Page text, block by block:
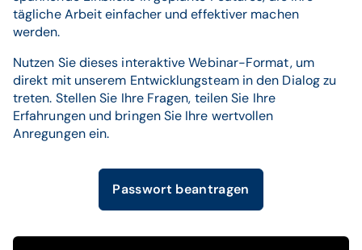
tägliche Arbeit einfacher und effektiver machen
werden.
Nutzen Sie dieses interaktive Webinar-Format, um
direkt mit unserem Entwicklungsteam in den Dialog zu
treten. Stellen Sie Ihre Fragen, teilen Sie Ihre
Erfahrungen und bringen Sie Ihre wertvollen
Anregungen ein.
Passwort beantragen